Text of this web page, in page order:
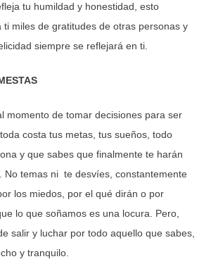
tu humildad y honestidad, esto
ti miles de gratitudes de otras personas y
siempre se reflejará en ti.
momento de tomar decisiones para ser
costa tus metas, tus sueños, todo
y que sabes que finalmente te harán
No temas ni te desvíes, constantemente
los miedos, por el qué dirán o por
lo que soñamos es una locura. Pero,
salir y luchar por todo aquello que sabes,
y tranquilo.